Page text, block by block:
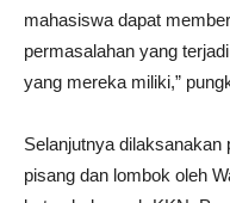
mahasiswa dapat
permasalahan yang
yang mereka miliki,”
Selanjutnya dilaksanakan
pisang dan lombok oleh